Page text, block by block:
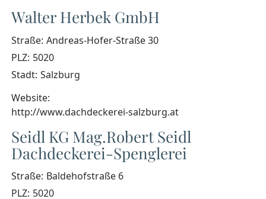
Walter Herbek GmbH
Straße: Andreas-Hofer-Straße 30
PLZ: 5020
Stadt: Salzburg
Website:
http://www.dachdeckerei-salzburg.at
Seidl KG Mag.Robert Seidl
Dachdeckerei-Spenglerei
Straße: Baldehofstraße 6
PLZ: 5020